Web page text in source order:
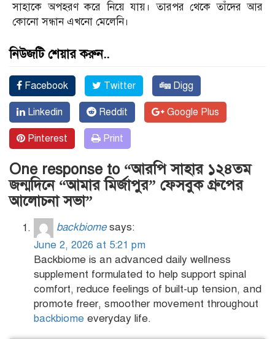
সাহাকে অপহরণ করে নিয়ে যায়। তারপর থেকে তাঁদের আর
কোনো সন্ধান এখনো মেলেনি।
নিউজটি শেয়ার করুন..
Facebook Twitter Digg
Linkedin Reddit Google Plus
Pinterest Print
One response to “আরপি সাহার ১২৪তম
জন্মদিনে “আমার মির্জাপুর” ফেসবুক গ্রুপের
আলোচনা সভা”
backbiome says:
June 2, 2026 at 5:21 pm
Backbiome is an advanced daily wellness
supplement formulated to help support spinal
comfort, reduce feelings of built-up tension, and
promote freer, smoother movement throughout
backbiome everyday life.